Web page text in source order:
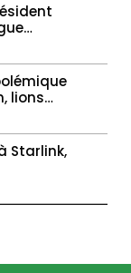
lions
Starlink,